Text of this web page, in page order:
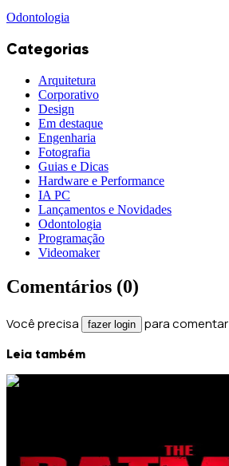
Odontologia
Categorias
Arquitetura
Corporativo
Design
Em destaque
Engenharia
Fotografia
Guias e Dicas
Hardware e Performance
IA PC
Lançamentos e Novidades
Odontologia
Programação
Videomaker
Comentários (0)
Você precisa fazer login para comentar
Leia também